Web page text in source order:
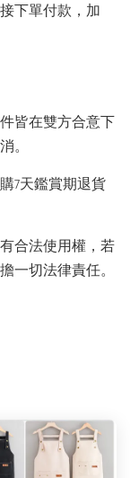
下單付款，加
皆在雙方合意下
。
7天鑑賞期退貨
合法使用權，若
一切法律責任。